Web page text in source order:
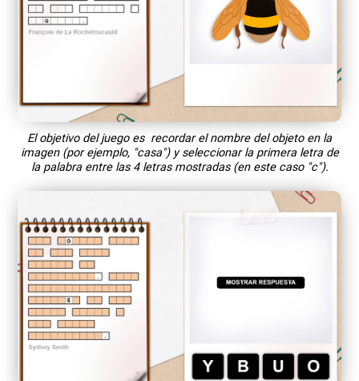
El objetivo del juego es recordar el nombre del objeto en la
imagen (por ejemplo, "casa") y seleccionar la primera letra de
la palabra entre las 4 letras mostradas (en este caso "c").